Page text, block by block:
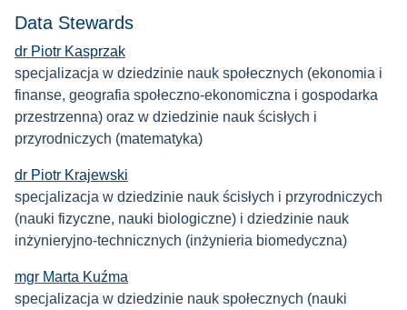
Data Stewards
dr Piotr Kasprzak
specjalizacja w dziedzinie nauk społecznych (ekonomia i
finanse, geografia społeczno-ekonomiczna i gospodarka
przestrzenna) oraz w dziedzinie nauk ścisłych i
przyrodniczych (matematyka)
dr Piotr Krajewski
specjalizacja w dziedzinie nauk ścisłych i przyrodniczych
(nauki fizyczne, nauki biologiczne) i dziedzinie nauk
inżynieryjno-technicznych (inżynieria biomedyczna)
mgr Marta Kuźma
specjalizacja w dziedzinie nauk społecznych (nauki